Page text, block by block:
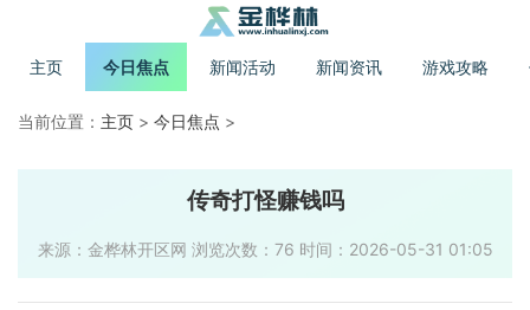
主页 今日焦点 新闻活动 新闻资讯 游戏攻略
当前位置： 主页 > 今日焦点 >
传奇打怪赚钱吗
来源：金桦林开区网 浏览次数：76 时间：2026-05-31 01:05